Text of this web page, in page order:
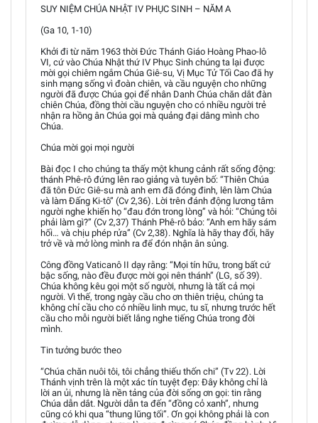
SUY NIỆM CHÚA NHẬT IV PHỤC SINH – NĂM A
(Ga 10, 1-10)
Khởi đi từ năm 1963 thời Đức Thánh Giáo Hoàng Phao-lô
VI, cứ vào Chúa Nhật thứ IV Phục Sinh chúng ta lại được
mời gọi chiêm ngắm Chúa Giê-su, Vị Mục Tử Tối Cao đã hy
sinh mạng sống vì đoàn chiên, và cầu nguyện cho những
người đã được Chúa gọi để nhân Danh Chúa chăn dắt đàn
chiên Chúa, đồng thời cầu nguyện cho có nhiều người trẻ
nhận ra hồng ân Chúa gọi mà quảng đại dâng mình cho
Chúa.
Chúa mời gọi mọi người
Bài đọc I cho chúng ta thấy một khung cảnh rất sống động:
thánh Phê-rô đứng lên rao giảng và tuyên bố: “Thiên Chúa
đã tôn Đức Giê-su mà anh em đã đóng đinh, lên làm Chúa
và làm Đấng Ki-tô” (Cv 2,36). Lời trên đánh động lương tâm
người nghe khiến họ “đau đớn trong lòng” và hỏi: “Chúng tôi
phải làm gì?” (Cv 2,37) Thánh Phê-rô bảo: “Anh em hãy sám
hối… và chịu phép rửa” (Cv 2,38). Nghĩa là hãy thay đổi, hãy
trở về và mở lòng mình ra để đón nhận ân sủng.
Công đồng Vaticanô II dạy rằng: “Mọi tín hữu, trong bất cứ
bậc sống, nào đều được mời gọi nên thánh” (LG, số 39).
Chúa không kêu gọi một số người, nhưng là tất cả mọi
người. Vì thế, trong ngày cầu cho ơn thiên triệu, chúng ta
không chỉ cầu cho có nhiều linh mục, tu sĩ, nhưng trước hết
cầu cho mỗi người biết lắng nghe tiếng Chúa trong đời
mình.
Tin tưởng bước theo
“Chúa chăn nuôi tôi, tôi chẳng thiếu thốn chi” (Tv 22). Lời
Thánh vịnh trên là một xác tín tuyệt đẹp: Đây không chỉ là
lời an ủi, nhưng là nền tảng của đời sống ơn gọi: tin rằng
Chúa dẫn dắt. Người dẫn ta đến “đồng cỏ xanh”, nhưng
cũng có khi qua “thung lũng tối”. Ơn gọi không phải là con